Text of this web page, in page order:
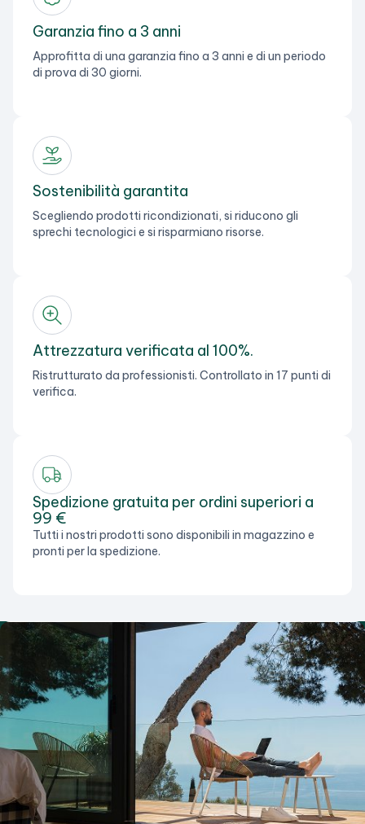
Garanzia fino a 3 anni
Approfitta di una garanzia fino a 3 anni e di un periodo
di prova di 30 giorni.
Sostenibilità garantita
Scegliendo prodotti ricondizionati, si riducono gli
sprechi tecnologici e si risparmiano risorse.
Attrezzatura verificata al 100%.
Ristrutturato da professionisti. Controllato in 17 punti di
verifica.
Spedizione gratuita per ordini superiori a
99 €
Tutti i nostri prodotti sono disponibili in magazzino e
pronti per la spedizione.